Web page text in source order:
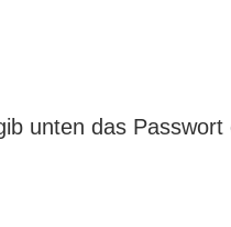
unten das